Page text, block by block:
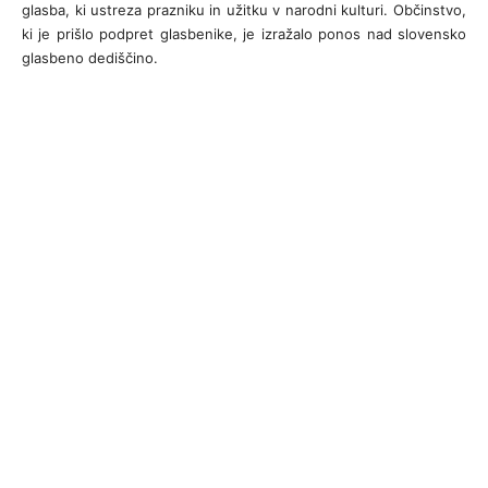
glasba, ki ustreza prazniku in užitku v narodni kulturi. Občinstvo,
ki je prišlo podpret glasbenike, je izražalo ponos nad slovensko
glasbeno dediščino.